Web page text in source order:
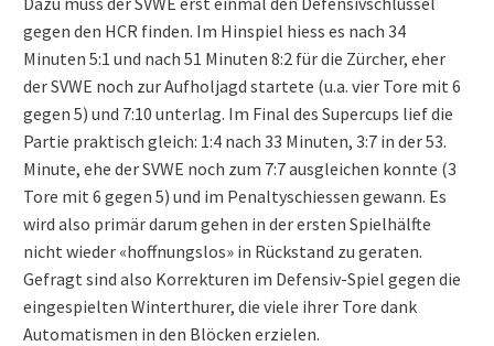
gegen den HCR finden. Im Hinspiel hiess es nach 34
Minuten 5:1 und nach 51 Minuten 8:2 für die Zürcher, eher
der SVWE noch zur Aufholjagd startete (u.a. vier Tore mit 6
gegen 5) und 7:10 unterlag. Im Final des Supercups lief die
Partie praktisch gleich: 1:4 nach 33 Minuten, 3:7 in der 53.
Minute, ehe der SVWE noch zum 7:7 ausgleichen konnte (3
Tore mit 6 gegen 5) und im Penaltyschiessen gewann. Es
wird also primär darum gehen in der ersten Spielhälfte
nicht wieder «hoffnungslos» in Rückstand zu geraten.
Gefragt sind also Korrekturen im Defensiv-Spiel gegen die
eingespielten Winterthurer, die viele ihrer Tore dank
Automatismen in den Blöcken erzielen.